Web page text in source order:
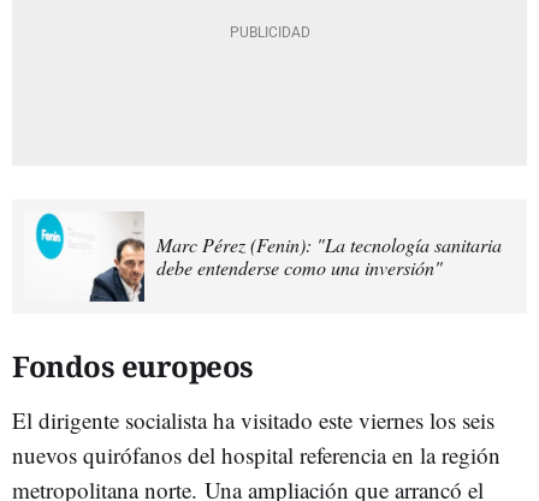
Marc Pérez (Fenin): "La tecnología sanitaria
debe entenderse como una inversión"
Fondos europeos
El dirigente socialista ha visitado este viernes los seis
nuevos quirófanos del hospital referencia en la región
metropolitana norte. Una ampliación que arrancó el